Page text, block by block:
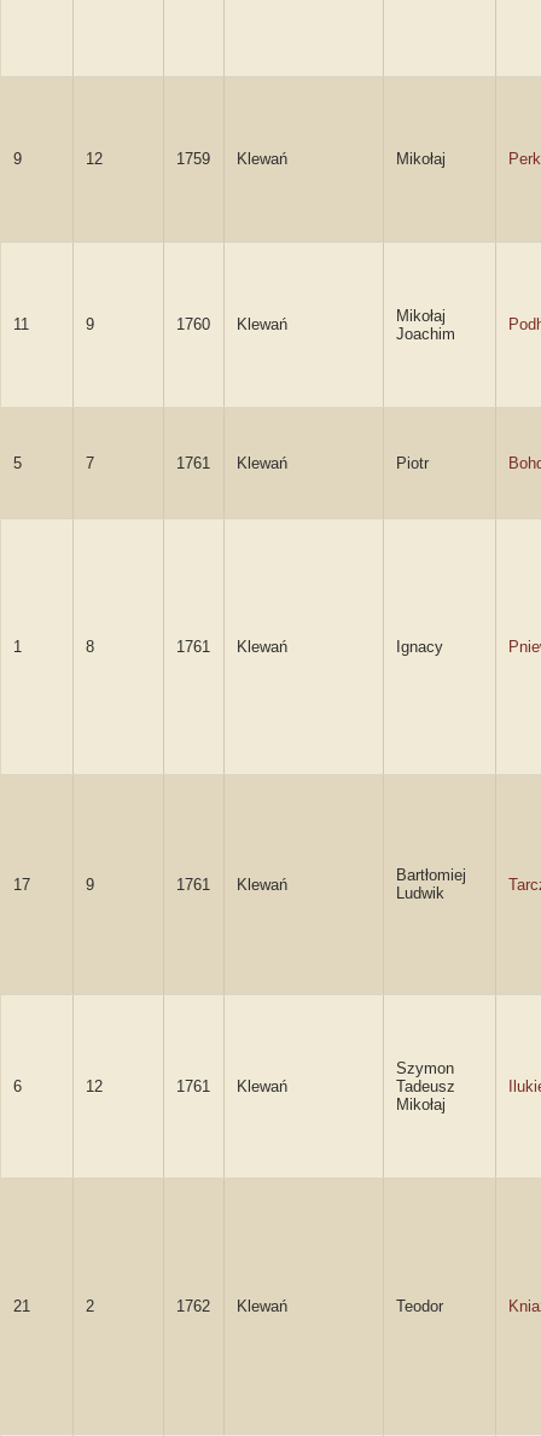
9 12 1759 Klewań Mikołaj
11 9 1760 Klewań
Mikołaj
Joachim
5 7 1761 Klewań Piotr
1 8 1761 Klewań Ignacy
17 9 1761 Klewań
Bartłomiej
Ludwik
6 12 1761 Klewań
Szymon
Tadeusz
Mikołaj
21 2 1762 Klewań Teodor